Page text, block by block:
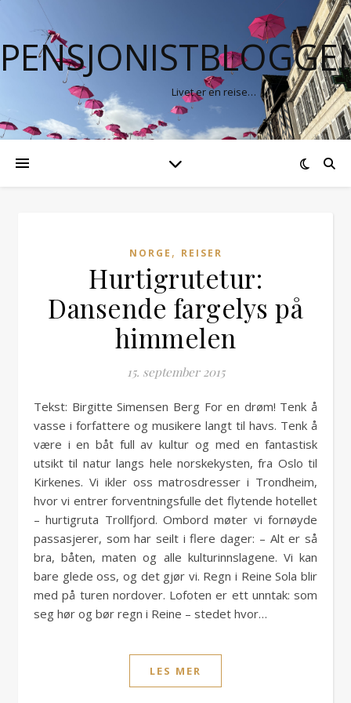
Livet er en reise…
NORGE , REISER
Hurtigrutetur:
Dansende fargelys på
himmelen
15. september 2015
Tekst: Birgitte Simensen Berg For en drøm! Tenk å
vasse i forfattere og musikere langt til havs. Tenk å
være i en båt full av kultur og med en fantastisk
utsikt til natur langs hele norskekysten, fra Oslo til
Kirkenes. Vi ikler oss matrosdresser i Trondheim,
hvor vi entrer forventningsfulle det flytende hotellet
– hurtigruta Trollfjord. Ombord møter vi fornøyde
passasjerer, som har seilt i flere dager: – Alt er så
bra, båten, maten og alle kulturinnslagene. Vi kan
bare glede oss, og det gjør vi. Regn i Reine Sola blir
med på turen nordover. Lofoten er ett unntak: som
seg hør og bør regn i Reine – stedet hvor…
LES MER